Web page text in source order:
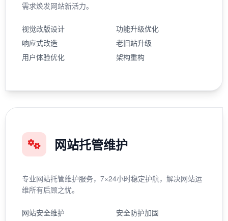
需求焕发网站新活力。
视觉改版设计
功能升级优化
响应式改造
老旧站升级
用户体验优化
架构重构
网站托管维护
专业网站托管维护服务，7×24小时稳定护航，解决网站运
维所有后顾之忧。
网站安全维护
安全防护加固